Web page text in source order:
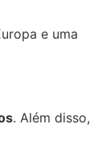
. Além disso,